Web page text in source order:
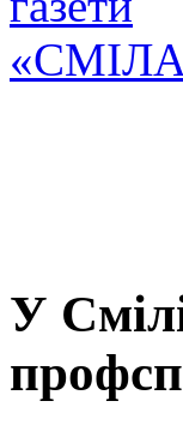
У